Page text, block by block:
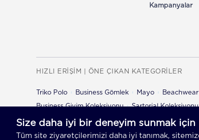
Kampanyalar
HIZLI ERİŞİM | ÖNE ÇIKAN KATEGORİLER
Triko Polo Business Gömlek Mayo Beachwear
Business Giyim Koleksiyonu Sartorial Koleksiyonu
Çocuk Şort Çocuk Pantolon